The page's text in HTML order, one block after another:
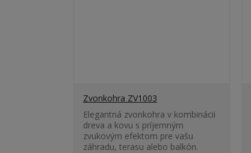
Zvonkohra ZV1003
Elegantná zvonkohra v kombinácii
dreva a kovu s príjemným
zvukovým efektom pre vašu
záhradu, terasu alebo balkón.